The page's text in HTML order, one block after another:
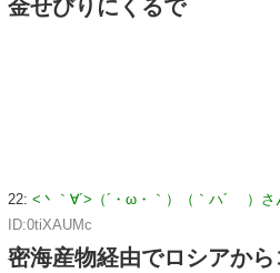
金せびりにくるで
22: <丶｀∀´>（´・ω・｀）（｀ハ´ ）さ
ID:0tiXAUMc
密海産物経由でロシアか